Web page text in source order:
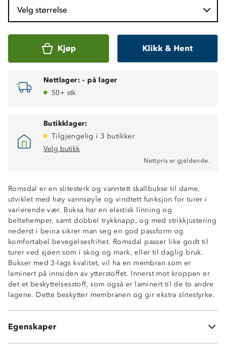
Velg størrelse
Kjøp Klikk & Hent
Nettlager: - på lager
50+ stk
Butikklager:
Tilgjengelig i 3 butikker
Velg butikk
Nettpris er gjeldende.
Romsdal er en slitesterk og vanntett skallbukse til dame,
utviklet med høy vannsøyle og vindtett funksjon for turer i
varierende vær. Buksa har en elastisk linning og
beltehemper, samt dobbel trykknapp, og med strikkjustering
nederst i beina sikrer man seg en god passform og
komfortabel bevegelsesfrihet. Romsdal passer like godt til
turer ved sjøen som i skog og mark, eller til daglig bruk.
Bukser med 3-lags kvalitet, vil ha en membran som er
laminert på innsiden av ytterstoffet. Innerst mot kroppen er
det et beskyttelsesstoff, som også er laminert til de to andre
lagene. Dette beskytter membranen og gir ekstra slitestyrke.
Egenskaper
Vindtett
3-lags skallmateriale
PU-membran
Tapede sømmer
Glatt innside
Vannavstøtende glidelåser
2 sidelommer med glidelås
Ventileringsglidelås på lårene
Elastisk linning
Beltehemper
Dobbel trykknapp i front
OekoTex Standard 100